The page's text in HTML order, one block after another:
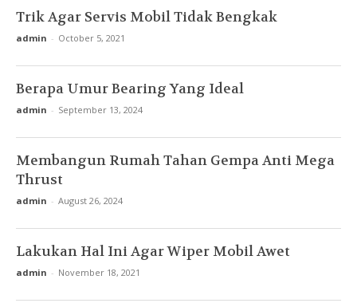
Trik Agar Servis Mobil Tidak Bengkak
admin - October 5, 2021
Berapa Umur Bearing Yang Ideal
admin - September 13, 2024
Membangun Rumah Tahan Gempa Anti Mega
Thrust
admin - August 26, 2024
Lakukan Hal Ini Agar Wiper Mobil Awet
admin - November 18, 2021